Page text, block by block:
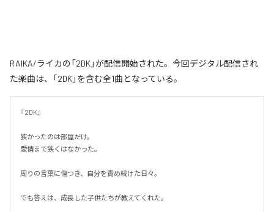
RAIKA/ライカの「2DK」が配信開始された。今回デジタル配信され
た楽曲は、「2DK」を含む全1曲となっている。
『2DK』
狭かったのは部屋だけ。
愛情まで狭くはなかった。
周りの言葉に傷つき、自分を責め続けた日々。
でも答えは、成長した子供たちが教えてくれた。